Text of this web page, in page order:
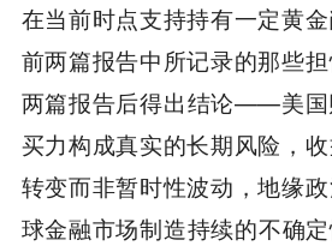
在当前时点支持持有一定黄
前两篇报告中所记录的那些
两篇报告后得出结论——美国
买力构成真实的长期风险，
转变而非暂时性波动，地缘
球金融市场制造持续的不确